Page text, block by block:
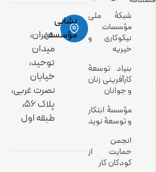
شبکۀ ملی
مؤسسات
نیکوکاری و
خیریه
بنیاد توسعۀ
کارآفرینی زنان
و جوانان
مؤسسۀ ابتکار
و توسعۀ نوید
انجمن
حمایت از
کودکان کار
نشانی
مؤسسه:تهران،
میدان
توحید،
خیابان
نصرت غربی،
پلاک 56،
طبقه اول